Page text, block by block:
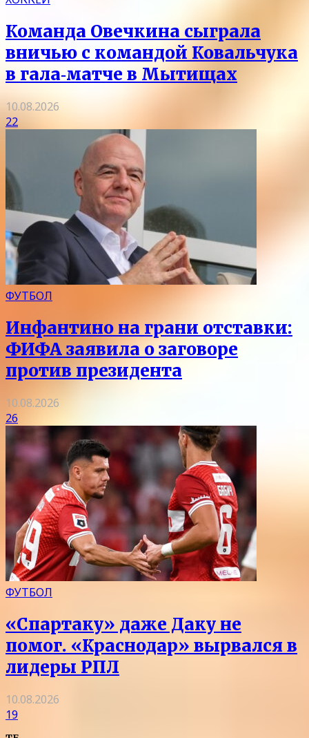
Команда Овечкина сыграла
вничью с командой Ковальчука
в гала‑матче в Мытищах
10.08.2026
22
ФУТБОЛ
Инфантино на грани отставки:
ФИФА заявила о заговоре
против президента
10.08.2026
26
ФУТБОЛ
«Спартаку» даже Даку не
помог. «Краснодар» вырвался в
лидеры РПЛ
10.08.2026
19